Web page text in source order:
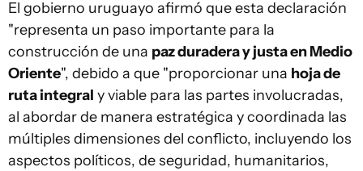
El gobierno uruguayo afirmó que esta declaración
"representa un paso importante para la
construcción de una paz duradera y justa en Medio
Oriente", debido a que "proporcionar una hoja de
ruta integral y viable para las partes involucradas,
al abordar de manera estratégica y coordinada las
múltiples dimensiones del conflicto, incluyendo los
aspectos políticos, de seguridad, humanitarios,